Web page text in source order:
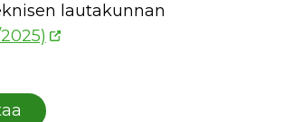
lautakunnan